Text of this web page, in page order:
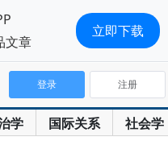
学 国际关系 社会学
登录 注册
文章
立即下载